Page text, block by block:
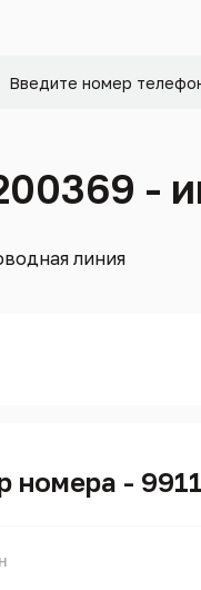
-
линия
номера -